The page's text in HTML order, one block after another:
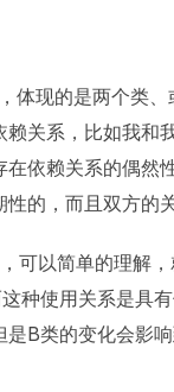
，体现的是两个类
赖关系，比如我和
在依赖关系的偶然
的，而且双方的
，可以简单的理解
种使用关系是具
B类的变化会影响